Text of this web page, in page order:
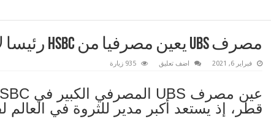
مصرف UBS يعين مصرفيا من HSBC رئيسا لإدارة الثروة في قطر
فبراير 6, 2021 اضف تعليق 935 زيارة
قطر، إذ يستعد أكبر مدير للثروة في العالم